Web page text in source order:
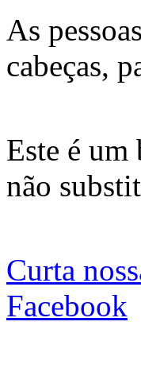
As
cabeças,
Este é um
não
Curta
Facebook